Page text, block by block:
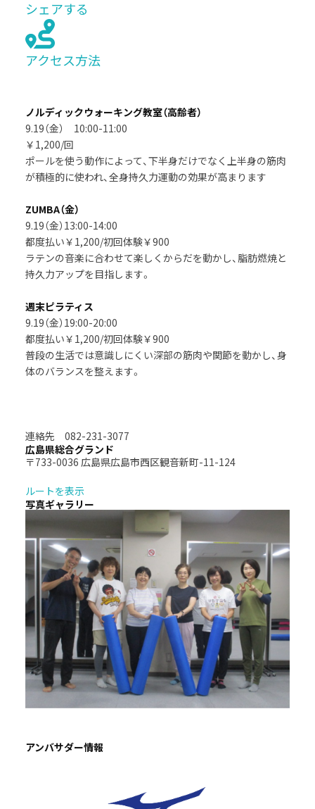
シェアする
アクセス方法
ノルディックウォーキング教室（高齢者）
9.19（金） 10:00-11:00
￥1,200/回
ポールを使う動作によって、下半身だけでなく上半身の筋肉
が積極的に使われ、全身持久力運動の効果が高まります
ZUMBA（金）
9.19（金）13:00-14:00
都度払い￥1,200/初回体験￥900
ラテンの音楽に合わせて楽しくからだを動かし、脂肪燃焼と
持久力アップを目指します。
週末ピラティス
9.19（金）19:00-20:00
都度払い￥1,200/初回体験￥900
普段の生活では意識しにくい深部の筋肉や関節を動かし、身
体のバランスを整えます。
連絡先 082-231-3077
広島県総合グランド
〒733-0036 広島県広島市西区観音新町-11-124
ルートを表示
写真ギャラリー
アンバサダー情報